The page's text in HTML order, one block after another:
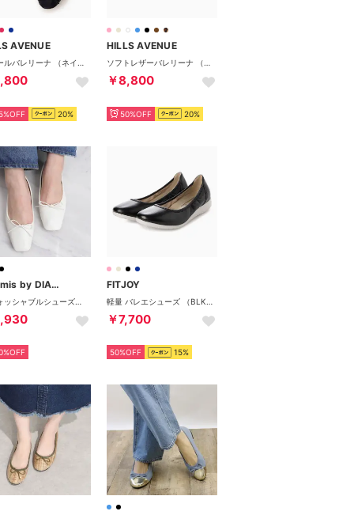
AVENUE
20%
HILLS AVENUE
￥8,800
50%OFF 20%
artemis by DIANA FITJOY
￥7,700
50%OFF 15%